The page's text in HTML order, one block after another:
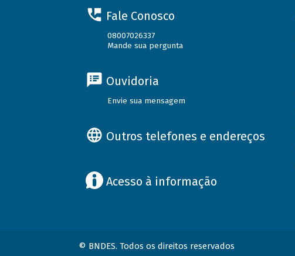
Fale Conosco
08007026337
Mande sua pergunta
Ouvidoria
Envie sua mensagem
Outros telefones e endereços
Acesso à informação
© BNDES. Todos os direitos reservados